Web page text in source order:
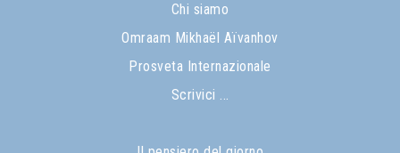
Chi siamo
Omraam Mikhaël Aïvanhov
Prosveta Internazionale
Scrivici ...